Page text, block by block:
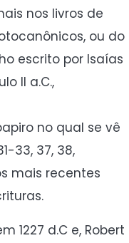
nos livros de
ou do
escrito por Isaías
II a.C.,
no qual se vê
33, 37, 38,
mais recentes
1227 d.C e, Robert